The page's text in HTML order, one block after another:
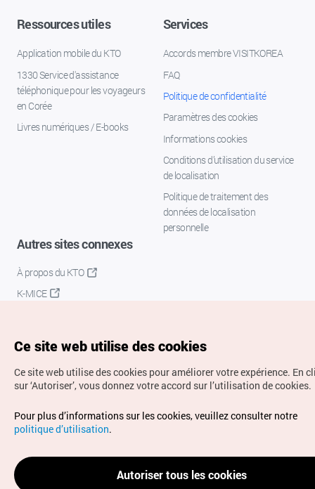
Ressources utiles
Application mobile du KTO
1330 Service d'assistance
téléphonique pour les voyageurs
en Corée
Livres numériques / E-books
Services
Accords membre VISITKOREA
FAQ
Politique de confidentialité
Paramètres des cookies
Informations cookies
Conditions d’utilisation du service
de localisation
Politique de traitement des
données de localisation
personnelle
Autres sites connexes
À propos du KTO
K-MICE
Droits d’auteur (c) Office National du Tourisme en Corée.
Tous droits réservés.
Pour les rapports d'erreurs et demandes de renseignements,
adressez vos demandes à
info.ontc@gmail.com
Ce site web utilise des cookies
Ce site web utilise des cookies pour améliorer votre expérience. En
sur ‘Autoriser’, vous donnez votre accord sur l’utilisation de cookies.
Pour plus d’informations sur les cookies, veuillez consulter notre
politique d’utilisation.
Autoriser tous les cookies